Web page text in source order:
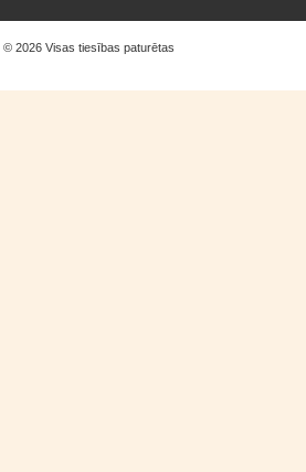
© 2026 Visas tiesības paturētas